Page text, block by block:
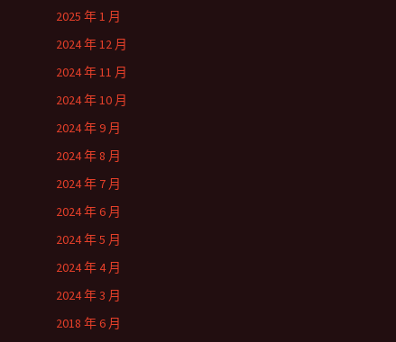
2025 年 1 月
2024 年 12 月
2024 年 11 月
2024 年 10 月
2024 年 9 月
2024 年 8 月
2024 年 7 月
2024 年 6 月
2024 年 5 月
2024 年 4 月
2024 年 3 月
2018 年 6 月